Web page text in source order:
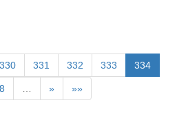
330 331 332 333 334
» »»